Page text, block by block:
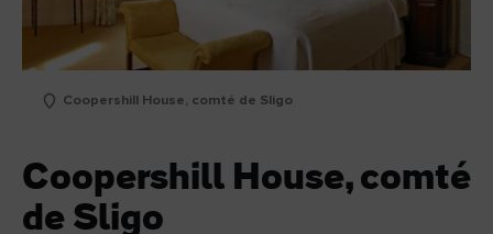
Coopershill House, comté de Sligo
Coopershill House, comté
de Sligo